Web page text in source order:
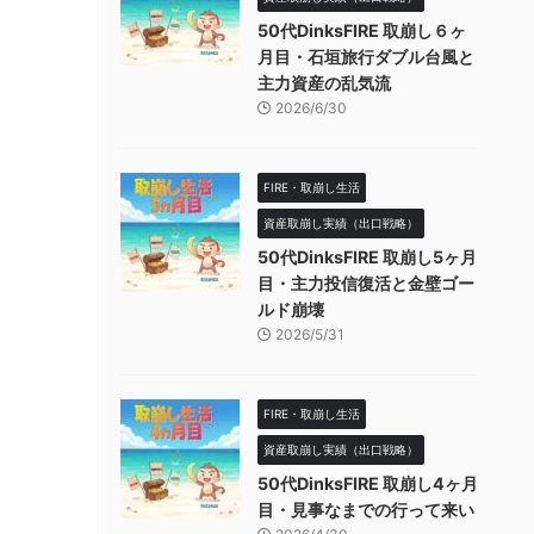
50代DinksFIRE 取崩し６ヶ
月目・石垣旅行ダブル台風と
主力資産の乱気流
2026/6/30
FIRE・取崩し生活
資産取崩し実績（出口戦略）
50代DinksFIRE 取崩し5ヶ月
目・主力投信復活と金壁ゴー
ルド崩壊
2026/5/31
FIRE・取崩し生活
資産取崩し実績（出口戦略）
50代DinksFIRE 取崩し4ヶ月
目・見事なまでの行って来い